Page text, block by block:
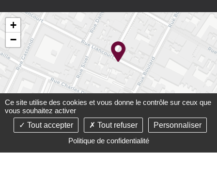
+
−
Leaflet
©2021-26 Cabinet Carré-Paupart - Tous droits réservés -
Conception :Absolute Communication& Réalisation :
Ce site utilise des cookies et vous donne le contrôle sur ceux que
vous souhaitez activer
Tout accepter
Tout refuser
Personnaliser
Politique de confidentialité